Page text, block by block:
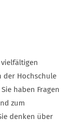
der Hochschule
haben Fragen
zum
denken über